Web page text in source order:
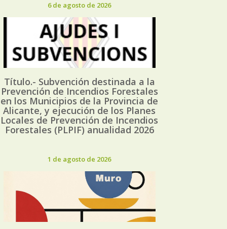
6 de agosto de 2026
Título.- Subvención destinada a la
Prevención de Incendios Forestales
en los Municipios de la Provincia de
Alicante, y ejecución de los Planes
Locales de Prevención de Incendios
Forestales (PLPIF) anualidad 2026
1 de agosto de 2026